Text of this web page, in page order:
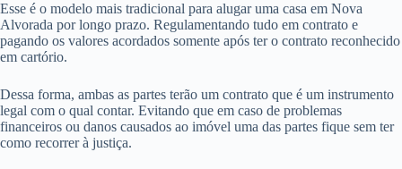
Esse é o modelo mais tradicional para alugar uma casa em Nova
Alvorada por longo prazo. Regulamentando tudo em contrato e
pagando os valores acordados somente após ter o contrato reconhecido
em cartório.
Dessa forma, ambas as partes terão um contrato que é um instrumento
legal com o qual contar. Evitando que em caso de problemas
financeiros ou danos causados ao imóvel uma das partes fique sem ter
como recorrer à justiça.